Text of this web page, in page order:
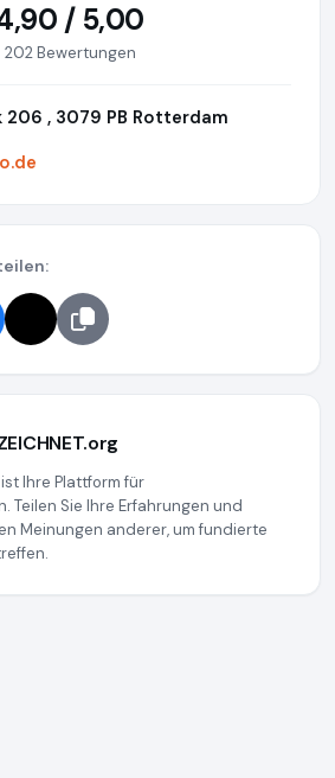
/ 5,00
202 Bewertungen
206 , 3079 PB Rotterdam
ist Ihre Plattform für
Teilen Sie Ihre Erfahrungen und
Meinungen anderer, um fundierte